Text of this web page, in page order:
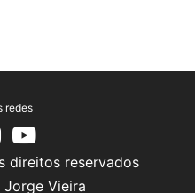
redes
direitos reservados
Jorge Vieira